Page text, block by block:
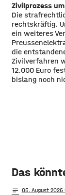
Zivilprozess
Die
rechtskräftig.
ein weiteres
die
Zivilverfahren
12.000 Euro
bislang noch
Das
notes 05. August